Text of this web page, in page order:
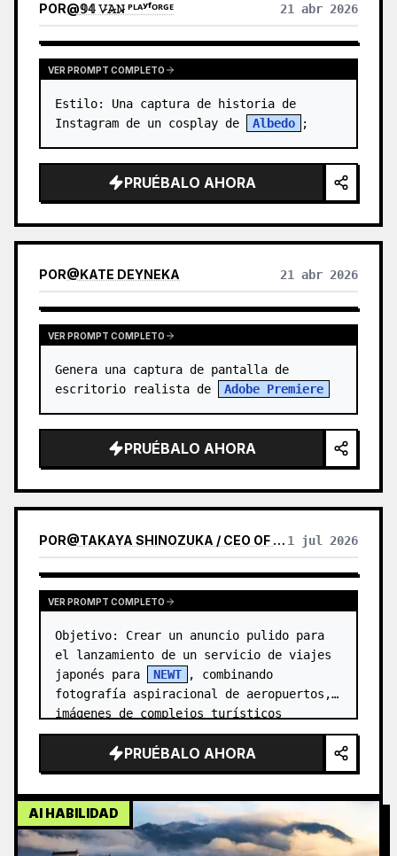
POR@𝟡𝟜 𝚅̷𝙰̷𝙽̷ ᴾᴸᴬʸᶠᴼᴿᴳᴱ 21 abr 2026
VER PROMPT COMPLETO
Estilo: Una captura de historia de
Instagram de un cosplay de
Albedo ;
PRUÉBALO AHORA
POR@KATE DEYNEKA 21 abr 2026
VER PROMPT COMPLETO
Genera una captura de pantalla de
escritorio realista de
Adobe Premiere
PRUÉBALO AHORA
POR@TAKAYA SHINOZUKA / CEO OF REIWA TRAVEL 1 jul 2026
VER PROMPT COMPLETO
Objetivo: Crear un anuncio pulido para
el lanzamiento de un servicio de viajes
japonés para
NEWT
, combinando
fotografía aspiracional de aeropuertos,
imágenes de complejos turísticos
tropicales y maquetas de la interfaz de…
PRUÉBALO AHORA
AI HABILIDAD